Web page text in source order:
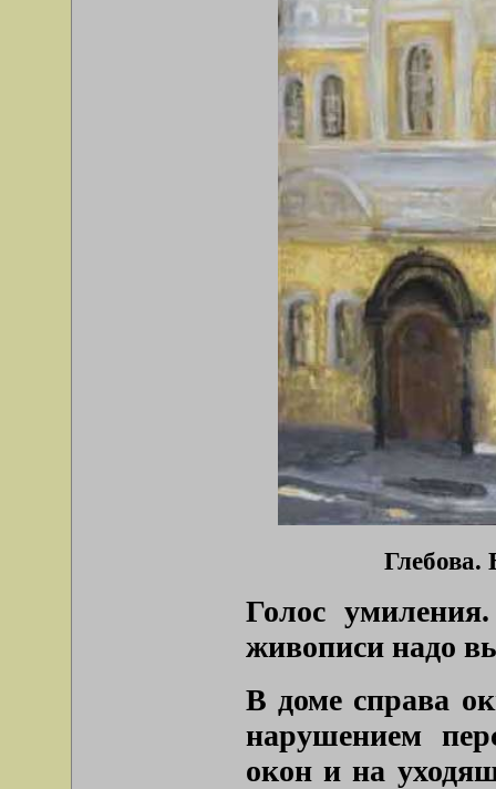
Глебова.
Голос
живописи надо
В доме справа
нарушением
окон и на